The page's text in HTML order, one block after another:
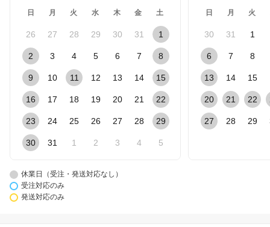
日 月 火 水 木 金 土
26 27 28 29 30 31 1
2 3 4 5 6 7 8
9 10 11 12 13 14 15
16 17 18 19 20 21 22
23 24 25 26 27 28 29
30 31 1 2 3 4 5
日 月 火
30 31 1
6 7 8
13 14 15
20 21 22
27 28 29
休業日（受注・発送対応なし）
受注対応のみ
発送対応のみ